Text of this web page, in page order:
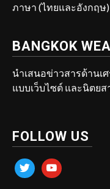
ภาษา (ไทยและอังกฤษ)
BANGKOK
นำเสนอข่าวสารด้านเ
แบบเว็บไซต์ และนิตยส
FOLLOW US
twitter youtube